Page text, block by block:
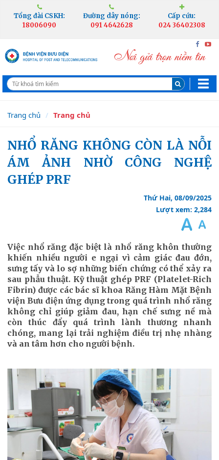
Tổng đài CSKH:
18006090
Đường dây nóng:
091 4642628
Cấp cứu:
024 36402308
Trang chủ Trang chủ
NHỔ RĂNG KHÔNG CÒN LÀ NỖI
ÁM ẢNH NHỜ CÔNG NGHỆ
GHÉP PRF
Thứ Hai, 08/09/2025
Lượt xem: 2,284
Việc nhổ răng đặc biệt là nhổ răng khôn thường
khiến nhiều người e ngại vì cảm giác đau đớn,
sưng tấy và lo sợ những biến chứng có thể xảy ra
sau phẫu thuật. Kỹ thuật ghép PRF (Platelet-Rich
Fibrin) được các bác sĩ khoa Răng Hàm Mặt Bệnh
viện Bưu điện ứng dụng trong quá trình nhổ răng
không chỉ giúp giảm đau, hạn chế sưng nề mà
còn thúc đẩy quá trình lành thương nhanh
chóng, mang lại trải nghiệm điều trị nhẹ nhàng
và an tâm hơn cho người bệnh.